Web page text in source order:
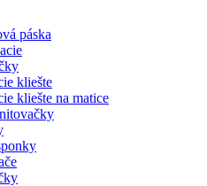
páska
kliešte
kliešte na matice